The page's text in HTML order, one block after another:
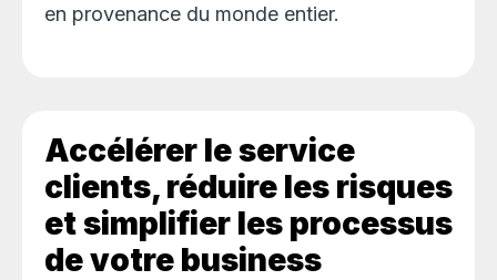
en provenance du monde entier.
Accélérer le service
clients, réduire les risques
et simplifier les processus
de votre business